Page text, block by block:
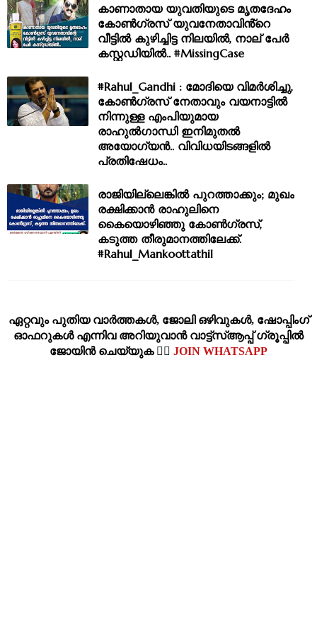
കാണാതായ യുവതിയുടെ മൃതദേഹം
കോൺഗ്രസ് യുവനേതാവിൻ്റെ
വീട്ടിൽ കുഴിച്ചിട്ട നിലയിൽ, നാല് പേർ
കസ്റ്റഡിയിൽ.. #MissingCase
#Rahul_Gandhi : മോദിയെ വിമർശിച്ചു,
കോൺഗ്രസ് നേതാവും വയനാട്ടിൽ
നിന്നുള്ള എംപിയുമായ
രാഹുൽഗാന്ധി ഇനിമുതൽ
അയോഗ്യൻ.. വിവിധയിടങ്ങളിൽ
പ്രതിഷേധം..
രാജിയില്ലെങ്കിൽ പുറത്താക്കും; മുഖം
രക്ഷിക്കാൻ രാഹുലിനെ
കൈയൊഴിഞ്ഞു കോൺഗ്രസ്,
കടുത്ത തീരുമാനത്തിലേക്ക്.
#Rahul_Mankoottathil
ഏറ്റവും പുതിയ വാര്‍ത്തകള്‍, ജോലി ഒഴിവുകള്‍, ഷോപ്പിംഗ്‌
ഓഫറുകള്‍ എന്നിവ അറിയുവാന്‍ വാട്ട്സ്ആപ്പ് ഗ്രൂപ്പില്‍
ജോയിന്‍ ചെയ്യുക 👉🏽 JOIN WHATSAPP